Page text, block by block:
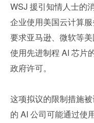
WSJ 援引知情人士的
企业使用美国云计算
要求亚马逊、微软等
使用先进制程 AI 芯片
政府许可。
这项拟议的限制措施
的 AI 公司可能通过使